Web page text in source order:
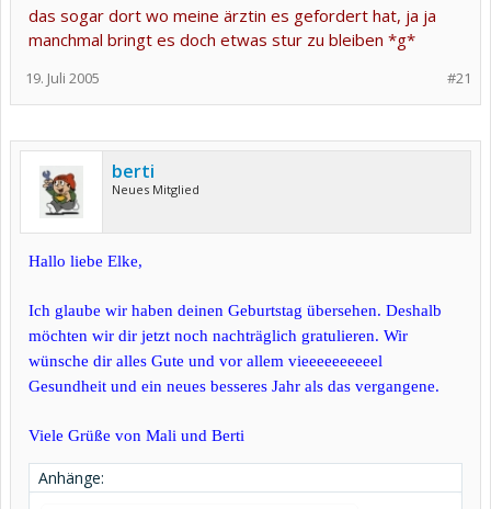
das sogar dort wo meine ärztin es gefordert hat, ja ja
manchmal bringt es doch etwas stur zu bleiben *g*
#21
19. Juli 2005
berti
Neues Mitglied
Hallo liebe Elke,
Ich glaube wir haben deinen Geburtstag übersehen. Deshalb
möchten wir dir jetzt noch nachträglich gratulieren. Wir
wünsche dir alles Gute und vor allem vieeeeeeeeeel
Gesundheit und ein neues besseres Jahr als das vergangene.
Viele Grüße von Mali und Berti
Anhänge: